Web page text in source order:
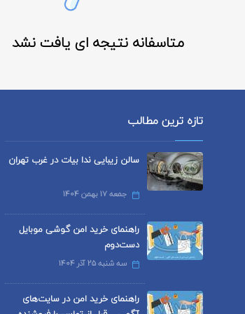
متاسفانه نتیجه ای یافت نشد
تازه ترین مطالب
سالن زیبایی ندا بیات در غرب تهران
جمعه 17 بهمن 1404
راهنمای خرید امن گوشی موبایل
دست‌دوم
سه شنبه 25 آذر 1404
راهنمای خرید امن در سایت‌های